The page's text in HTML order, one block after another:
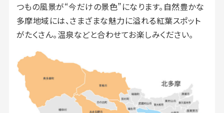
つもの風景が“今だけの景色”になります。自然豊かな
多摩地域には、さまざまな魅力に溢れる紅葉スポット
がたくさん。温泉などと合わせてお楽しみください。